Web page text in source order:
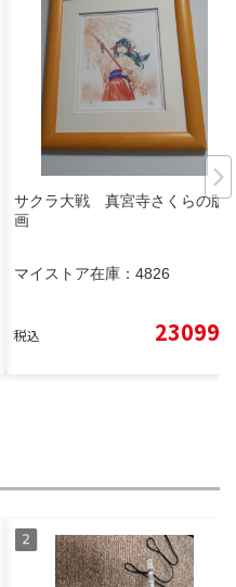
サクラ大戦 真宮寺さくらの版
画
マイストア在庫： 4826
税込 23099